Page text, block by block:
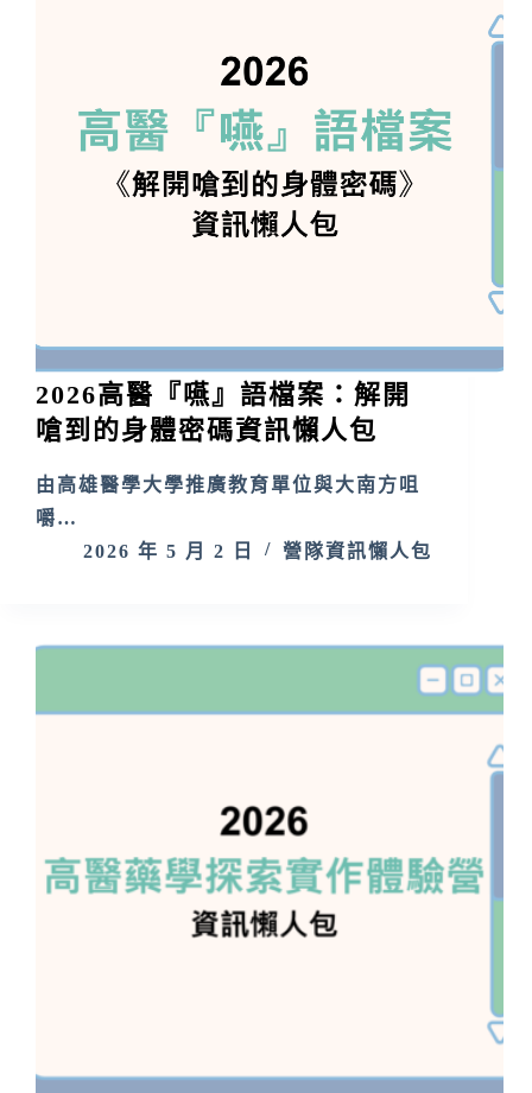
2026高醫『嚥』語檔案：解開
嗆到的身體密碼資訊懶人包
由高雄醫學大學推廣教育單位與大南方咀
嚼…
2026 年 5 月 2 日
營隊資訊懶人包